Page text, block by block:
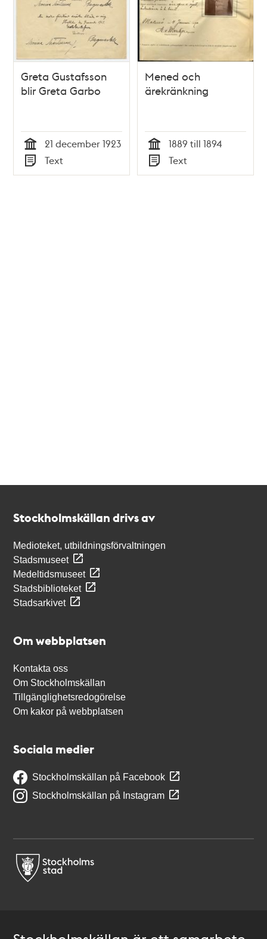
Greta Gustafsson
blir Greta Garbo
Tid
21 december 1923
Typ
Text
Mened och
ärekränkning
Tid
1889 till 1894
Typ
Text
Stockholmskällan drivs av
Medioteket, utbildningsförvaltningen
Stadsmuseet
Medeltidsmuseet
Stadsbiblioteket
Stadsarkivet
Om webbplatsen
Kontakta oss
Om Stockholmskällan
Tillgänglighetsredogörelse
Om kakor på webbplatsen
Sociala medier
Stockholmskällan på Facebook
Stockholmskällan på Instagram